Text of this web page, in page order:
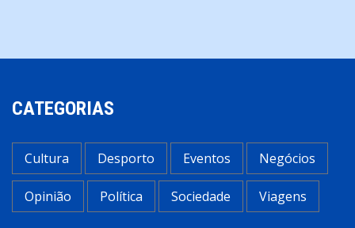
CATEGORIAS
Cultura Desporto Eventos Negócios
Opinião Política Sociedade Viagens